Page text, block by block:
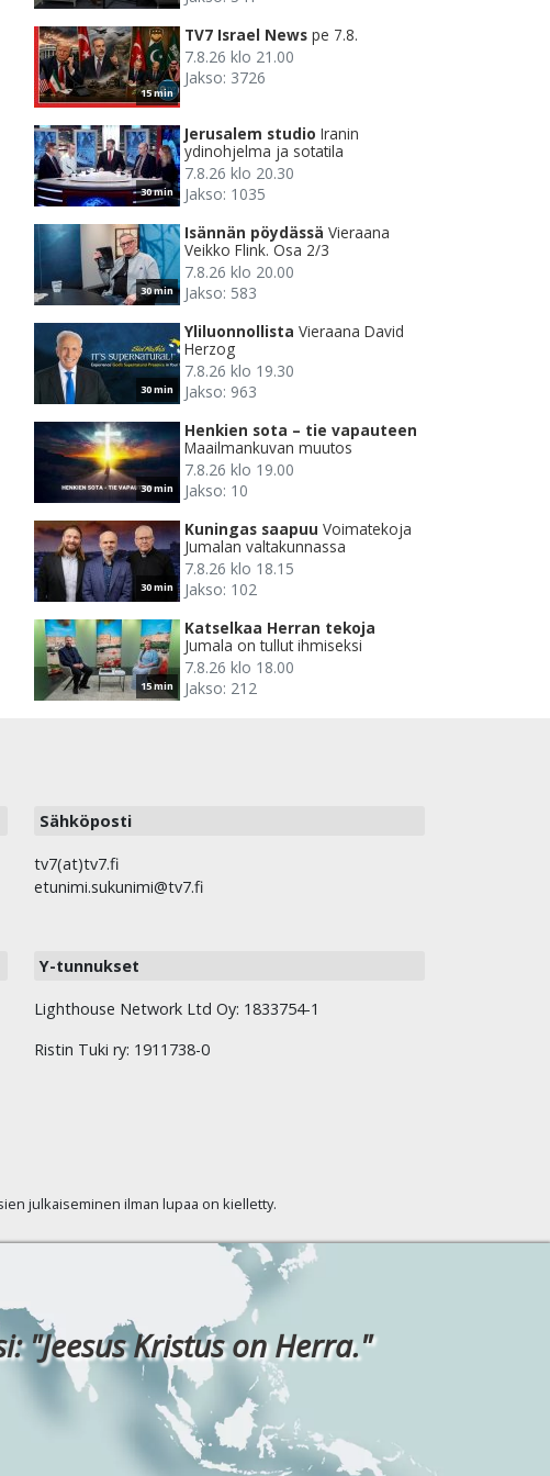
15 min
TV7 Israel News pe 7.8.
7.8.26 klo 21.00
Jakso: 3726
30 min
Jerusalem studio Iranin
ydinohjelma ja sotatila
7.8.26 klo 20.30
Jakso: 1035
30 min
Isännän pöydässä Vieraana
Veikko Flink. Osa 2/3
7.8.26 klo 20.00
Jakso: 583
30 min
Yliluonnollista Vieraana David
Herzog
7.8.26 klo 19.30
Jakso: 963
30 min
Henkien sota – tie vapauteen
Maailmankuvan muutos
7.8.26 klo 19.00
Jakso: 10
30 min
Kuningas saapuu Voimatekoja
Jumalan valtakunnassa
7.8.26 klo 18.15
Jakso: 102
15 min
Katselkaa Herran tekoja
Jumala on tullut ihmiseksi
7.8.26 klo 18.00
Jakso: 212
Sähköposti
tv7(at)tv7.fi
etunimi.sukunimi@tv7.fi
Y-tunnukset
Lighthouse Network Ltd Oy: 1833754-1
Ristin Tuki ry: 1911738-0
julkaiseminen ilman lupaa on kielletty.
"Jeesus Kristus on Herra."